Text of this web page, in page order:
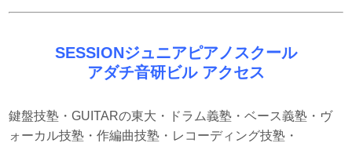
SESSIONジュニアピアノスクール
アダチ音研ビル アクセス
鍵盤技塾・GUITARの東大・ドラム義塾・ベース義塾・ヴ
ォーカル技塾・作編曲技塾・レコーディング技塾・